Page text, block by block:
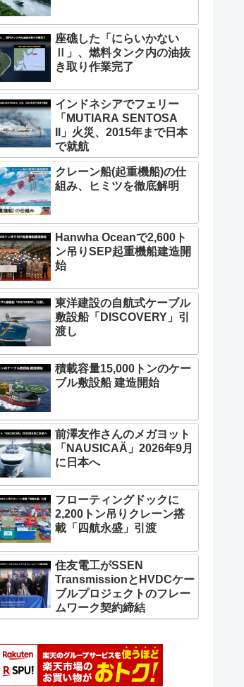
座礁から2週間後、RORO
船「にらいかないⅡ」離礁
に成功
東亜建設工業が組織改編、
海洋資源開発室を新設して
取り組みを強化
前澤友作さんのメガヨット
「NAUSICAÄ」処女航海
座礁した「にらいかない
Ⅱ」、燃料タンク内の油抜
き取り作業完了
インドネシアでフェリー
「MUTIARA SENTOSA
II」火災、2015年まで日本
クレーン船(起重機船)の仕
組み、ヒミツを徹底解明
Hanwha Oceanで2,600ト
ン吊りSEP起重機船建造開
始
東洋建設の自航式ケーブル
敷設船「DISCOVERY」引
渡し
積載容量15,000トンのケー
ブル敷設船 建造開始
「NAUSICAÄ」2026年9月
に日本へ